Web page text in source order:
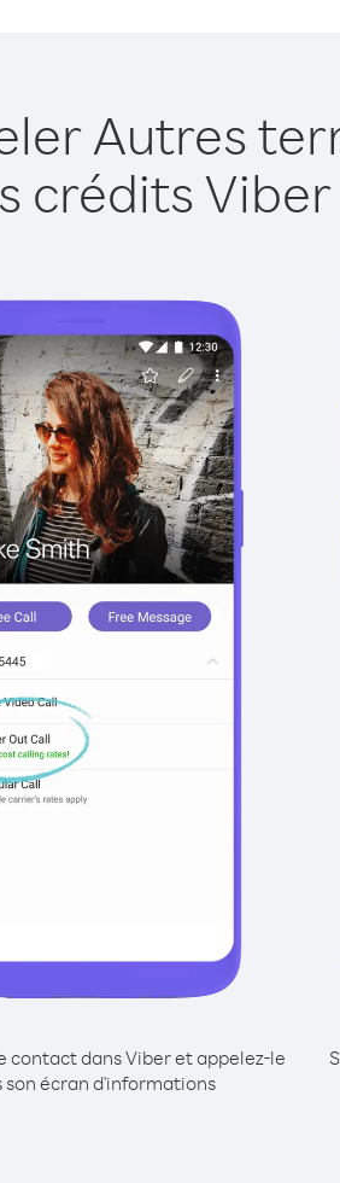
Autres
crédits
contact dans Viber et appelez-le
son écran d'informations